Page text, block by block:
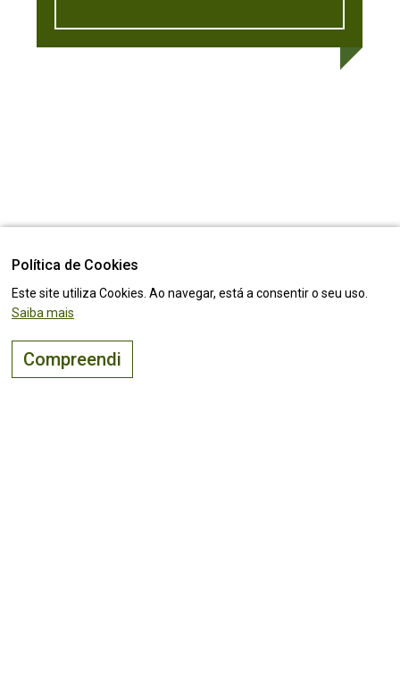
Política de Cookies
Este site utiliza Cookies. Ao navegar, está a consentir o seu uso.
Saiba mais
Compreendi